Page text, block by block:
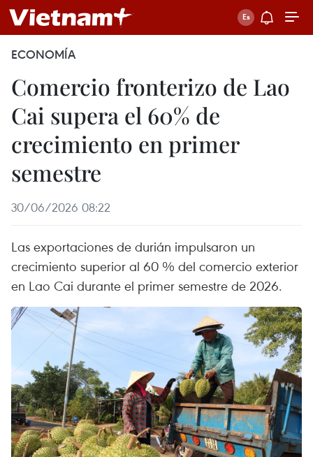
ECONOMÍA
Comercio fronterizo de Lao
Cai supera el 60% de
crecimiento en primer
semestre
30/06/2026 08:22
Las exportaciones de durián impulsaron un
crecimiento superior al 60 % del comercio exterior
en Lao Cai durante el primer semestre de 2026.